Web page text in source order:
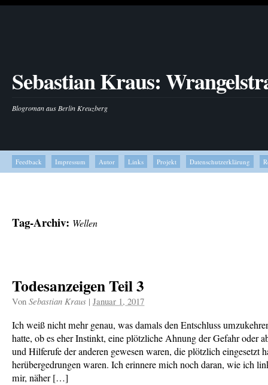
Sebastian Kraus:
Blogroman aus Berlin Kreuzberg
Feedback Impressum Autor Links Projekt Datenschutzerklärung
Tag-Archiv: Wellen
Todesanzeigen Teil 3
Von Sebastian Kraus | Januar 1, 2017
Ich weiß nicht mehr genau, was damals den Entschluss
hatte, ob es eher Instinkt, eine plötzliche Ahnung der Gefahr oder
und Hilferufe der anderen gewesen waren, die plötzlich eingesetzt
herübergedrungen waren. Ich erinnere mich noch daran, wie ich
mir, näher […]